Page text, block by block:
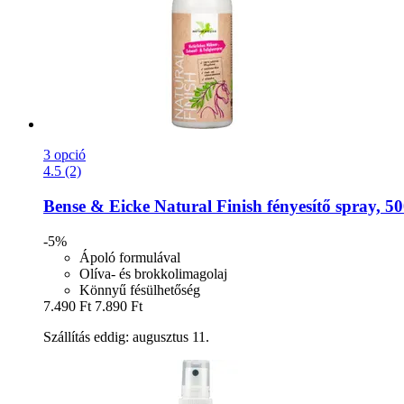
3 opció
4.5 (2)
Bense & Eicke Natural Finish fényesítő spray,
-5%
Ápoló formulával
Olíva- és brokkolimagolaj
Könnyű fésülhetőség
7.490 Ft 7.890 Ft
Szállítás eddig: augusztus 11.